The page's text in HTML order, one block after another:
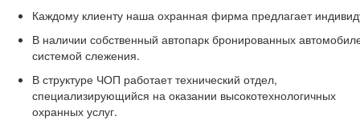
Каждому клиенту наша охранная фирма предлагает
В наличии собственный автопарк бронированных
системой слежения.
В структуре ЧОП работает технический отдел,
специализирующийся на оказании высокотехнологичных
охранных услуг.